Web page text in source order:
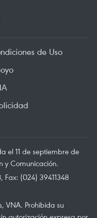
de Uso
el 11 de septiembre de
y Comunicación.
Fax: (024) 39411348
VNA. Prohibida su